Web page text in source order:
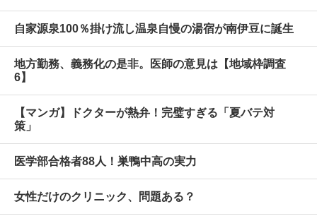
自家源泉100％掛け流し温泉自慢の湯宿が南伊豆に誕生
地方勤務、義務化の是非。医師の意見は【地域枠調査
6】
【マンガ】ドクターが熱弁！完璧すぎる「夏バテ対
策」
医学部合格者88人！巣鴨中高の実力
女性だけのクリニック、問題ある？